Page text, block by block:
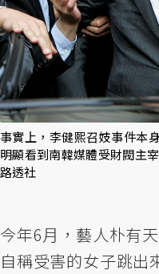
事實上，李健熙召妓事件本
明顯看到南韓媒體受財閥主
路透社
今年6月，藝人朴有
自稱受害的女子跳出